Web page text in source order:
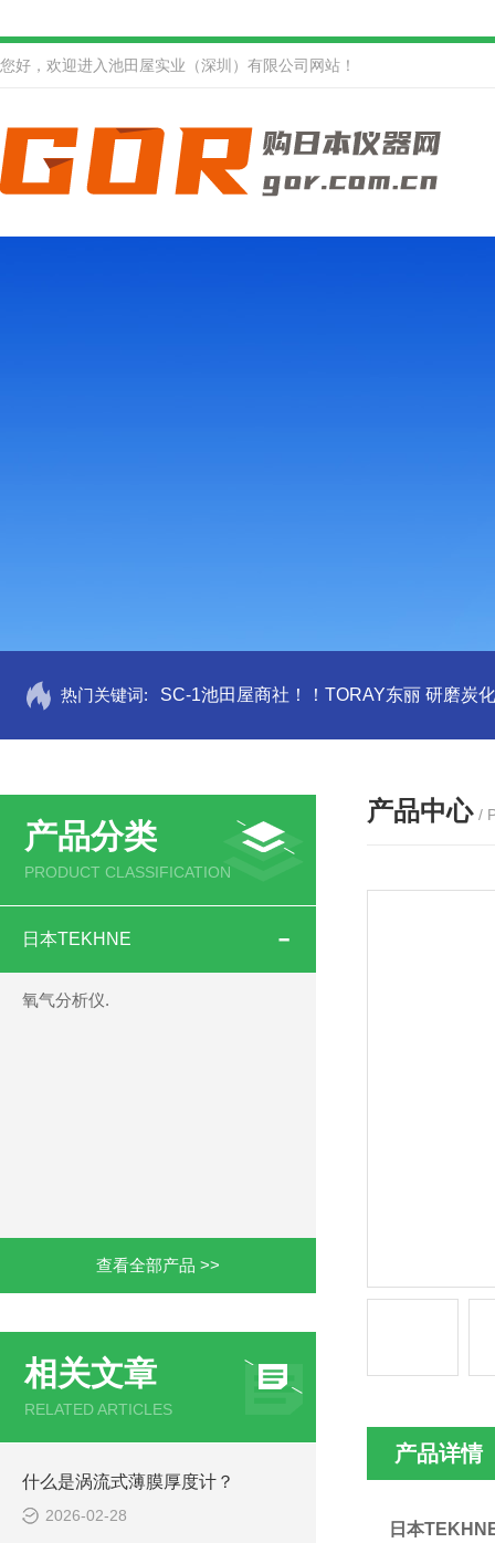
您好，欢迎进入池田屋实业（深圳）有限公司网站！
热门关键词: SC-1池田屋商社！！TORAY东丽 研磨炭
产品分类
PRODUCT CLASSIFICATION
日本TEKHNE
氧气分析仪.
查看全部产品 >>
相关文章
RELATED ARTICLES
什么是涡流式薄膜厚度计？
2026-02-28
产品中心 /
产品详情
日本